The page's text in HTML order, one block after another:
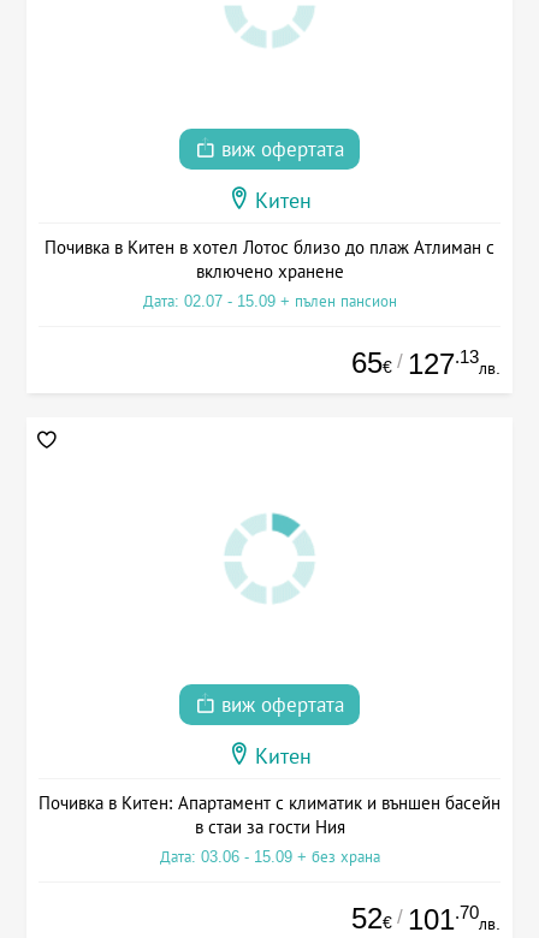
виж офертата
Китен
Почивка в Китен в хотел Лотос близо до плаж Атлиман с
включено хранене
Дата: 02.07 - 15.09 + пълен пансион
65€ / 127.13
лв.
виж офертата
Китен
Почивка в Китен: Апартамент с климатик и външен басейн
в стаи за гости Ния
Дата: 03.06 - 15.09 + без храна
52€ / 101.70
лв.